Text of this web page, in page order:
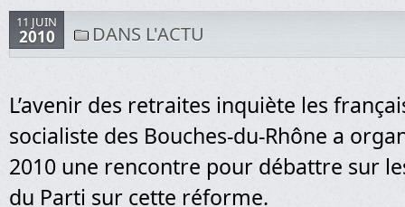
11 JUIN
2010 DANS L'ACTU
L’avenir des retraites inquiète les
socialiste des Bouches-du-Rhône a
2010 une rencontre pour débattre sur
du Parti sur cette réforme.